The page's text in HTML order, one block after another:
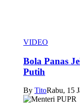
VIDEO
Bola Panas
Putih
By TitoRabu, 15